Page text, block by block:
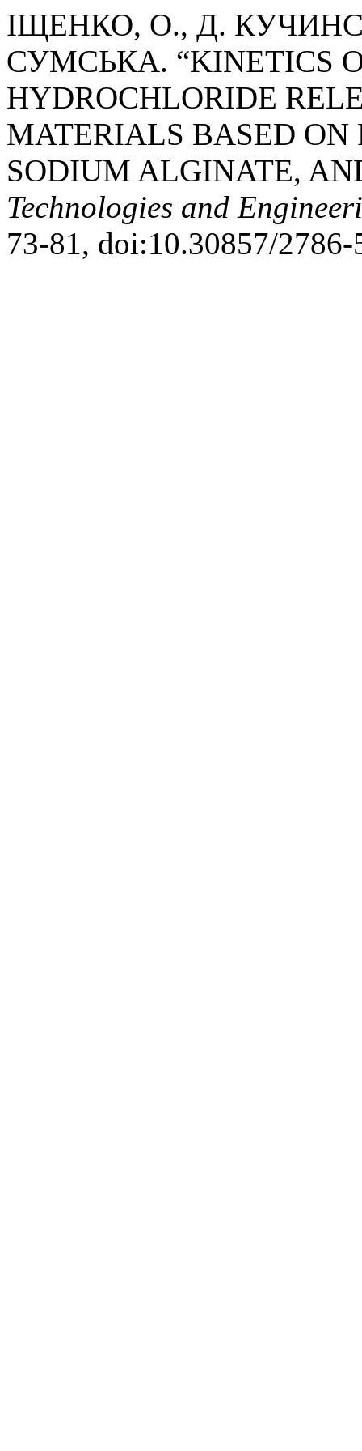
ІЩЕНКО, О., Д.
СУМСЬКА. “KINETICS
HYDROCHLORIDE
MATERIALS BASED
SODIUM ALGINATE,
Technologies and
73-81, doi:10.30857/